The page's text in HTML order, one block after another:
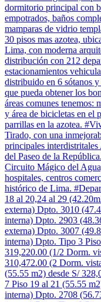
dormitorio principal con
empotrados, baños
mamparas de vidrio
30 pisos mas azotea,
Lima, con moderna
distribución con 212
estacionamientos
distribuido en 6 sótanos
que pueda obtener los
áreas comunes tenemos:
y área de bicicletas en el
parrillas en la azotea.
Tirado, con una
principales
del Paseo de la
Circuito Mágico del
hospitales, centros
histórico de Lima.
18 al 20,24 al 29
externa) Dpto. 3010
interna) Dpto. 2903
externa) Dpto. 3007
interna) Dpto. Tipo 3
319,220.00 (1/2 Dorm.
310,472.00 (2 Dorm.
(55.55 m2) desde S/
7 Piso 19 al 21 (55.55
interna) Dpto. 2708